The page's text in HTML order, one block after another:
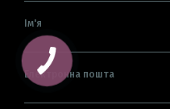
Ім'я
Електронна пошта